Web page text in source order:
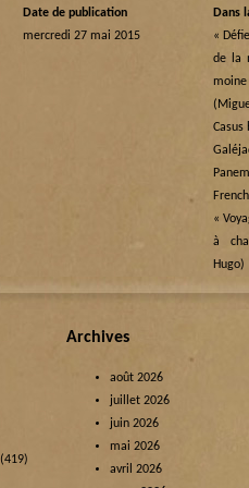
Date de publication
mercredi 27 mai 2015
Dans
«
de la
«
à
Hugo)
(419)
Archives
août 2026
juillet 2026
juin 2026
mai 2026
avril 2026